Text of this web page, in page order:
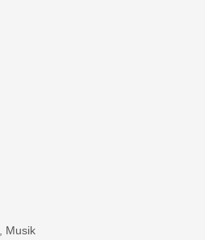
Musik